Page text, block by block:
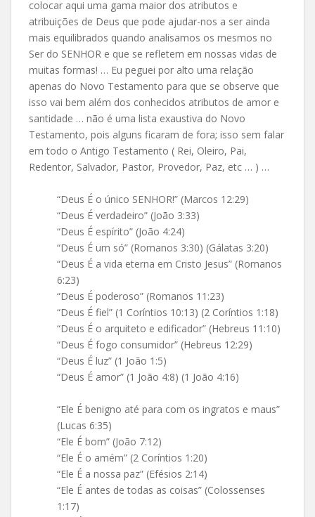
colocar aqui uma gama maior dos atributos e
atribuições de Deus que pode ajudar-nos a ser ainda
mais equilibrados quando analisamos os mesmos no
Ser do SENHOR e que se refletem em nossas vidas de
muitas formas! … Eu peguei por alto uma relação
apenas do Novo Testamento para que se observe que
isso vai bem além dos conhecidos atributos de amor e
santidade … não é uma lista exaustiva do Novo
Testamento, pois alguns ficaram de fora; isso sem falar
em todo o Antigo Testamento ( Rei, Oleiro, Pai,
Redentor, Salvador, Pastor, Provedor, Paz, etc … ) …
“Deus É o único SENHOR!” (Marcos 12:29)
“Deus É verdadeiro” (João 3:33)
“Deus É espírito” (João 4:24)
“Deus É um só” (Romanos 3:30) (Gálatas 3:20)
“Deus É a vida eterna em Cristo Jesus” (Romanos
6:23)
“Deus É poderoso” (Romanos 11:23)
“Deus É fiel” (1 Coríntios 10:13) (2 Coríntios 1:18)
“Deus É o arquiteto e edificador” (Hebreus 11:10)
“Deus É fogo consumidor” (Hebreus 12:29)
“Deus É luz” (1 João 1:5)
“Deus É amor” (1 João 4:8) (1 João 4:16)
“Ele É benigno até para com os ingratos e maus”
(Lucas 6:35)
“Ele É bom” (João 7:12)
“Ele É o amém” (2 Coríntios 1:20)
“Ele É a nossa paz” (Efésios 2:14)
“Ele É antes de todas as coisas” (Colossenses
1:17)